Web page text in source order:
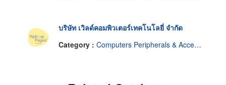
บริษัท เวิลด์คอมพิวเตอร์เทคโนโลยี่ จำกัด
Category : Computers Peripherals & Accessories-Dealers